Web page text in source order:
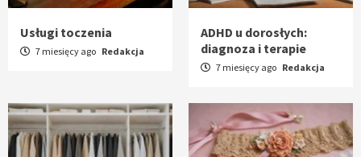
Usługi toczenia
7 miesięcy ago Redakcja
ADHD u dorosłych:
diagnoza i terapie
7 miesięcy ago Redakcja